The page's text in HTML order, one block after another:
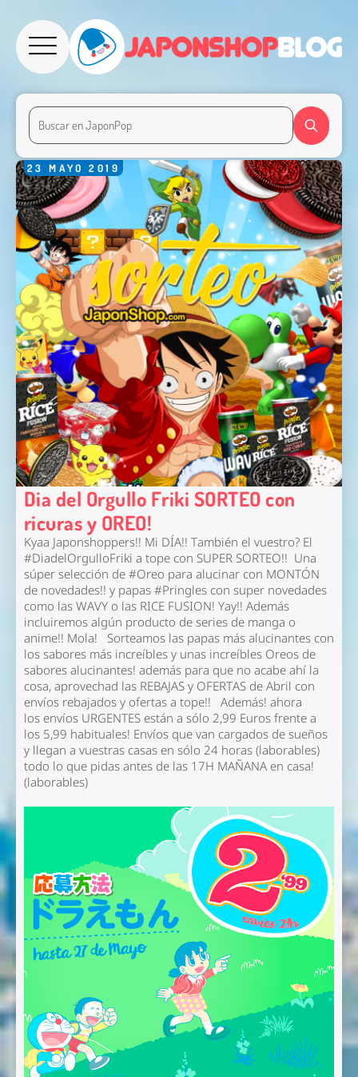
23 MAYO 2019
Dia del Orgullo Friki SORTEO con
ricuras y OREO!
Kyaa Japonshoppers!! Mi DÍA!! También el vuestro? El
#DiadelOrgulloFriki a tope con SUPER SORTEO!! Una
súper selección de #Oreo para alucinar con MONTÓN
de novedades!! y papas #Pringles con super novedades
como las WAVY o las RICE FUSION! Yay!! Además
incluiremos algún producto de series de manga o
anime!! Mola! Sorteamos las papas más alucinantes con
los sabores más increíbles y unas increíbles Oreos de
sabores alucinantes! además para que no acabe ahí la
cosa, aprovechad las REBAJAS y OFERTAS de Abril con
envíos rebajados y ofertas a tope!! Además! ahora
los envíos URGENTES están a sólo 2,99 Euros frente a
los 5,99 habituales! Envíos que van cargados de sueños
y llegan a vuestras casas en sólo 24 horas (laborables)
todo lo que pidas antes de las 17H MAÑANA en casa!
(laborables)